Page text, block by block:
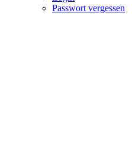
Passwort vergessen